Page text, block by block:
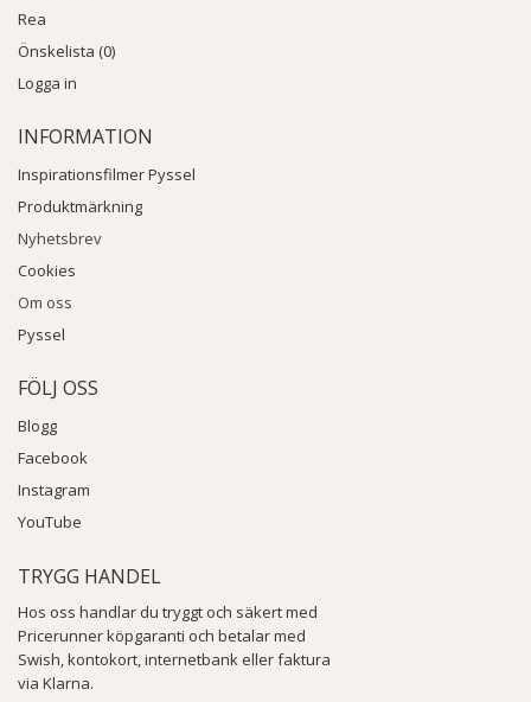
Rea
Önskelista (0)
Logga in
INFORMATION
Inspirationsfilmer Pyssel
Produktmärkning
Nyhetsbrev
Cookies
Om oss
Pyssel
FÖLJ OSS
Blogg
Facebook
Instagram
YouTube
TRYGG HANDEL
Hos oss handlar du tryggt och säkert med
Pricerunner köpgaranti och betalar med
Swish, kontokort, internetbank eller faktura
via Klarna.